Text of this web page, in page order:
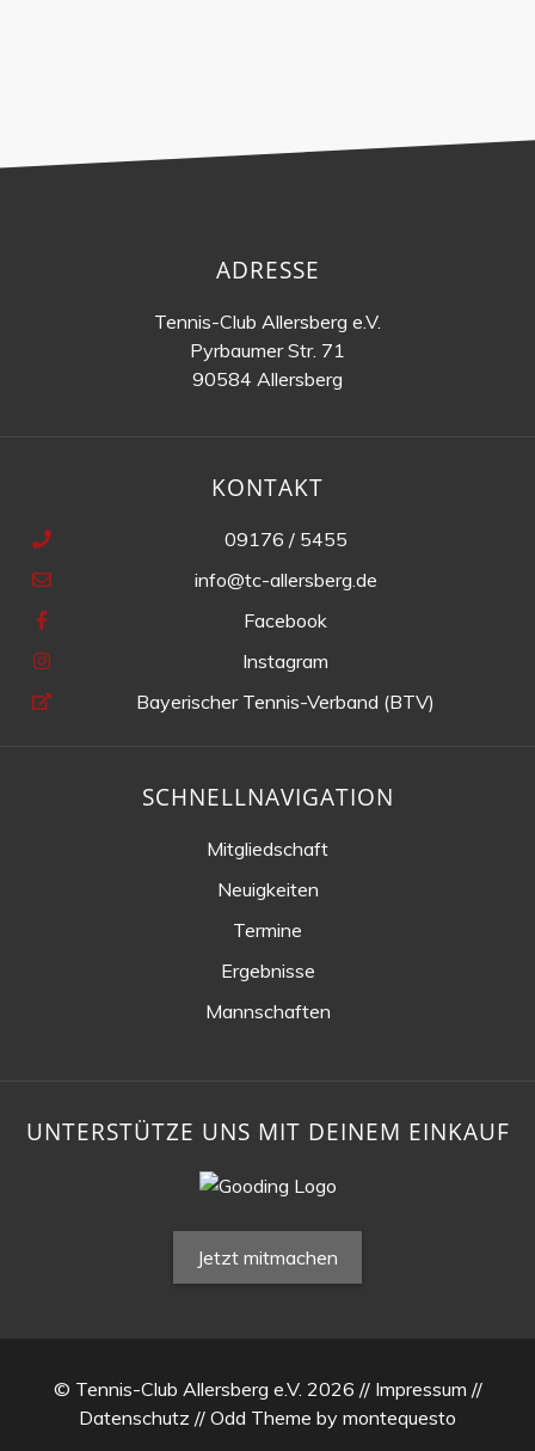
ADRESSE
Tennis-Club Allersberg e.V.
Pyrbaumer Str. 71
90584 Allersberg
KONTAKT
09176 / 5455
info@tc-allersberg.de
Facebook
Instagram
Bayerischer Tennis-Verband (BTV)
SCHNELLNAVIGATION
Mitgliedschaft
Neuigkeiten
Termine
Ergebnisse
Mannschaften
UNTERSTÜTZE UNS MIT DEINEM EINKAUF
Jetzt mitmachen
© Tennis-Club Allersberg e.V. 2026 // Impressum //
Datenschutz // Odd Theme by montequesto